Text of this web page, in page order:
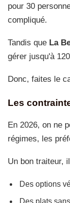
pour 30
compliqué.
Tandis que La
gérer jusqu'à
Donc, faites le
Les
En 2026, on ne
régimes, les
Un bon traiteur,
Des options
Des plats